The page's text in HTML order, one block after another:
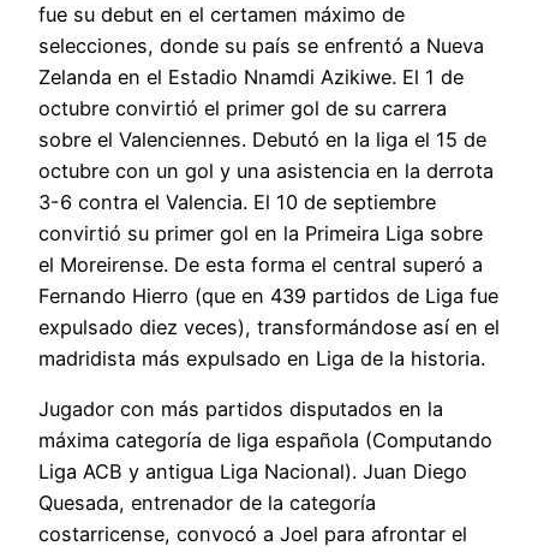
fue su debut en el certamen máximo de
selecciones, donde su país se enfrentó a Nueva
Zelanda en el Estadio Nnamdi Azikiwe. El 1 de
octubre convirtió el primer gol de su carrera
sobre el Valenciennes. Debutó en la liga el 15 de
octubre con un gol y una asistencia en la derrota
3-6 contra el Valencia. El 10 de septiembre
convirtió su primer gol en la Primeira Liga sobre
el Moreirense. De esta forma el central superó a
Fernando Hierro (que en 439 partidos de Liga fue
expulsado diez veces), transformándose así en el
madridista más expulsado en Liga de la historia.
Jugador con más partidos disputados en la
máxima categoría de liga española (Computando
Liga ACB y antigua Liga Nacional). Juan Diego
Quesada, entrenador de la categoría
costarricense, convocó a Joel para afrontar el